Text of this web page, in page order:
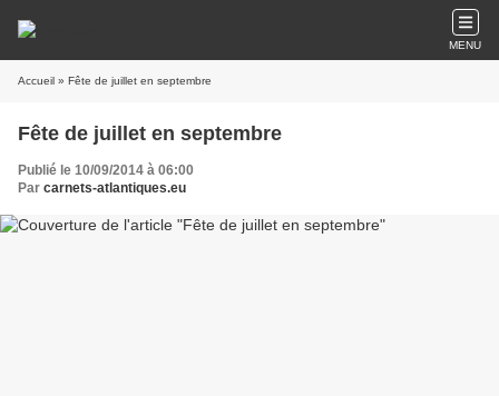
MENU
Accueil » Fête de juillet en septembre
Fête de juillet en septembre
Publié le 10/09/2014 à 06:00
Par carnets-atlantiques.eu